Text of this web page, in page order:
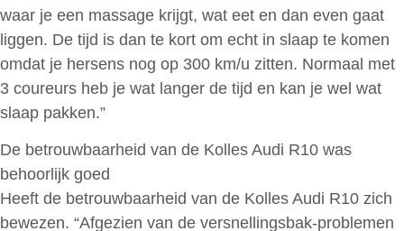
waar je een massage krijgt, wat eet en dan even gaat
liggen. De tijd is dan te kort om echt in slaap te komen
omdat je hersens nog op 300 km/u zitten. Normaal met
3 coureurs heb je wat langer de tijd en kan je wel wat
slaap pakken.”
De betrouwbaarheid van de Kolles Audi R10 was
behoorlijk goed
Heeft de betrouwbaarheid van de Kolles Audi R10 zich
bewezen. “Afgezien van de versnellingsbak-problemen